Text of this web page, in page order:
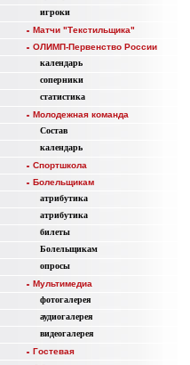
игроки
Матчи "Текстильщика"
ОЛИМП-Первенство России
календарь
соперники
статистика
Молодежная команда
Состав
календарь
Спортшкола
Болельщикам
атрибутика
атрибутика
билеты
Болельщикам
опросы
Мультимедиа
фотогалерея
аудиогалерея
видеогалерея
Гостевая